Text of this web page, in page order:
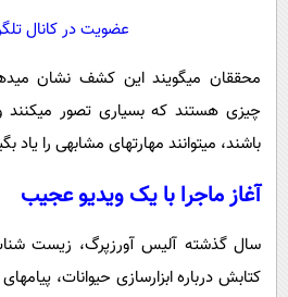
عضویت در کانال
محققان میگویند این کشف نشان
چیزی هستند که بسیاری تصور میکنند
باشند، میتوانند مهارتهای مشابهی را یاد
آغاز ماجرا با یک ویدیو عجیب
سال گذشته آلیس آورزپرگ، زیست
کتابش درباره ابزارسازی حیوانات،